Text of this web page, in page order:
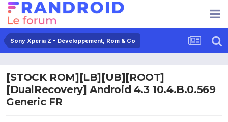
Sony Xperia Z - Développement, Rom & Co
[STOCK ROM][LB][UB][ROOT]
[DualRecovery] Android 4.3 10.4.B.0.569
Generic FR